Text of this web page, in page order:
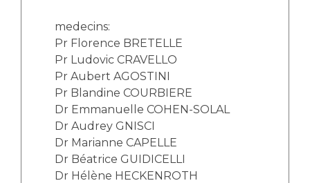
Transports sanitaires
Vos droits, vos devoirs
Handicap
Handi 13
Pôle Médecine Physique et Réadaptation
Accueil sourds et malentendants
Écoles et Instituts de Formation
Plateforme des internes
Professionnels de santé
medecins:
Pr Florence BRETELLE
Pr Ludovic CRAVELLO
Pr Aubert AGOSTINI
Pr Blandine COURBIERE
Dr Emmanuelle COHEN-SOLAL
Dr Audrey GNISCI
Dr Marianne CAPELLE
Dr Béatrice GUIDICELLI
Dr Hélène HECKENROTH